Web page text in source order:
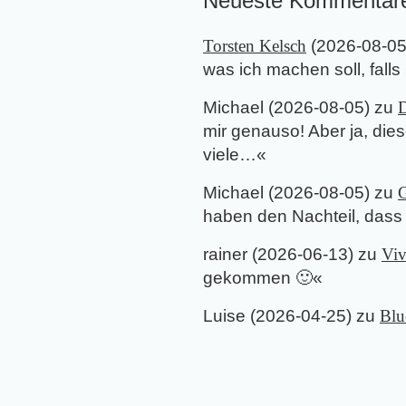
Torsten Kelsch (2026-08-05
was ich machen soll,
Michael (2026-08-05) zu
mir genauso! Aber ja,
viele…«
Michael (2026-08-05) zu
haben den Nachteil,
rainer (2026-06-13) zu
gekommen 🙂«
Luise (2026-04-25) zu